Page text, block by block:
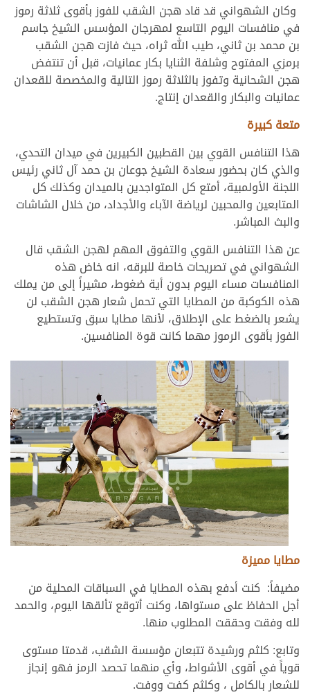
وكان الشهواني قد قاد هجن الشقب للفوز بأقوى ثلاثة رموز
في منافسات اليوم التاسع لمهرجان المؤسس الشيخ جاسم
بن محمد بن ثاني، طيب الله ثراه، حيث فازت هجن الشقب
برمزي المفتوح وشلفة الثنايا بكار عمانيات، قبل أن تنتفض
هجن الشحانية وتفوز بالثلاثة رموز التالية والمخصصة للقعدان
عمانيات والبكار والقعدان إنتاج.
متعة كبيرة
هذا التنافس القوي بين القطبين الكبيرين في ميدان التحدي،
والذي كان بحضور سعادة الشيخ جوعان بن حمد آل ثاني رئيس
اللجنة الأولمبية، أمتع كل المتواجدين بالميدان وكذلك كل
المتابعين والمحبين لرياضة الآباء والأجداد، من خلال الشاشات
والبث المباشر.
عن هذا التنافس القوي والتفوق المهم لهجن الشقب قال
الشهواني في تصريحات خاصة للبرقه، انه خاض هذه
المنافسات مساء اليوم بدون أية ضغوط، مشيراً إلى من يملك
هذه الكوكبة من المطايا التي تحمل شعار هجن الشقب لن
يشعر بالضغط على الإطلاق، لأنها مطايا سبق وتستطيع
الفوز بأقوى الرموز مهما كانت قوة المنافسين.
مطايا مميزة
مضيفاً: كنت أدفع بهذه المطايا في السباقات المحلية من
أجل الحفاظ على مستواها، وكنت أتوقع تألقها اليوم، والحمد
لله وفقت وحققت المطلوب منها.
وتابع: كلثم ورشيدة تتبعان مؤسسة الشقب، قدمتا مستوى
قوياً في أقوى الأشواط، وأي منهما تحصد الرمز فهو إنجاز
للشعار بالكامل ، وكلثم كفت ووفت.